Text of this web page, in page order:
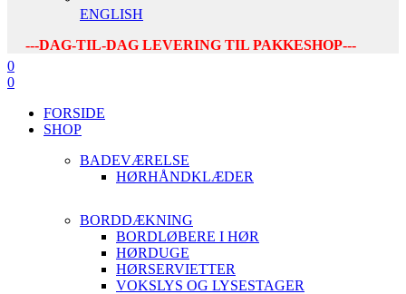
ENGLISH
---DAG-TIL-DAG LEVERING TIL PAKKESHOP---
0
0
FORSIDE
SHOP
BADEVÆRELSE
HØRHÅNDKLÆDER
BORDDÆKNING
BORDLØBERE I HØR
HØRDUGE
HØRSERVIETTER
VOKSLYS OG LYSESTAGER